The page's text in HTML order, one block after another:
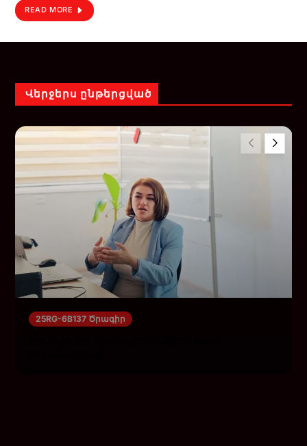
READ MORE
Վերջերս ընթերցված
25RG-6B137 Ծրագիր